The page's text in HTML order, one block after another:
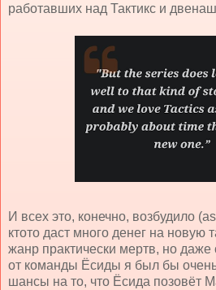
работавших над Тактикс и
И всех это, конечно, возбудило
ктото даст много денег на новую
жанр практически мертв, но
от команды Ёсиды я был бы
шансы на то, что Ёсида позовёт